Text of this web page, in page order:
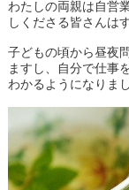
わたしの両親は自営
しくださる皆さんは
子どもの頃から昼夜
ますし、自分で仕事
わかるようになりまし